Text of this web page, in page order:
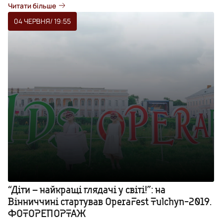
Читати більше
04 ЧЕРВНЯ/ 19:55
“Діти – найкращі глядачі у світі!”: на
Вінниччині стартував OperaFest Tulchyn-2019.
ФОТОРЕПОРТАЖ